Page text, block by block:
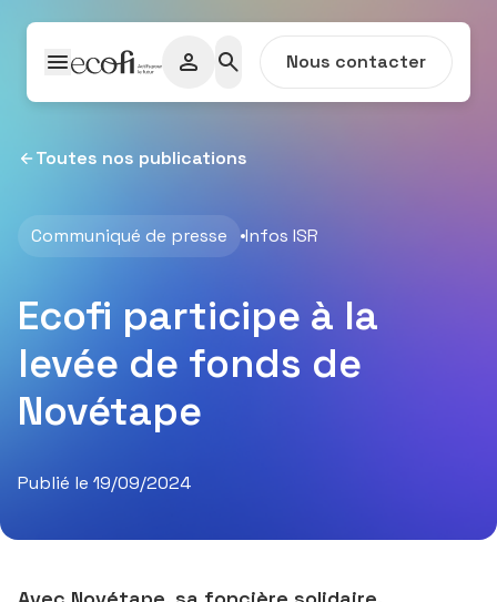
Nous contacter
Toutes nos publications
Communiqué de presse Infos ISR
Ecofi participe à la
levée de fonds de
Novétape
Publié le 19/09/2024